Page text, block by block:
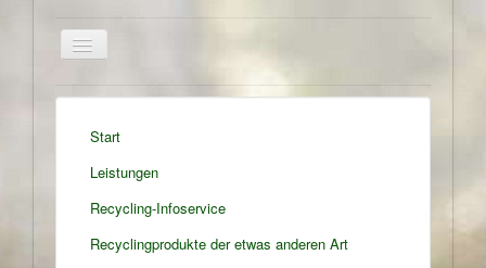
Navigation
Start
Leistungen
Recycling-Infoservice
Recyclingprodukte der etwas anderen Art